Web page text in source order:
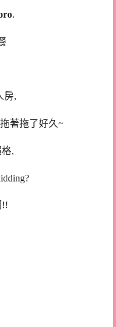
.
房,
著拖了好久~
,
!!